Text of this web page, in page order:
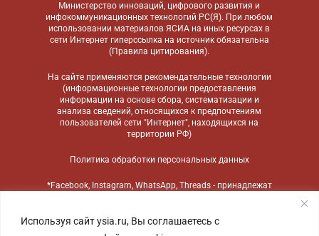
Используя сайт ysia.ru, Вы соглашаетесь с
Министерство инноваций, цифрового развития и
инфокоммуникационных технологий РС(Я). При любом
использовании материалов ЯСИА на иных ресурсах в
сети Интернет гиперссылка на источник обязательна
(Правила цитирования).
На сайте применяются рекомендательные технологии
(информационные технологии предоставления
информации на основе сбора, систематизации и
анализа сведений, относящихся к предпочтениям
пользователей сети "Интернет", находящихся на
территории РФ)
Политика обработки персональных данных
*Facebook, Instagram, WhatsApp, Threads - принадлежат